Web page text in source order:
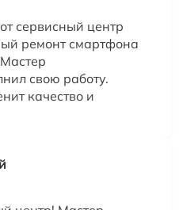
сервисный центр
ремонт смартфона
свою работу.
качество и